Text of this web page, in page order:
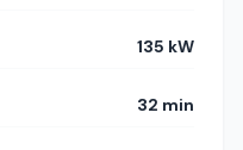
135 kW
32 min